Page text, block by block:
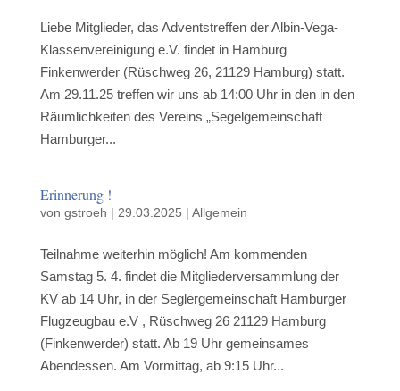
Liebe Mitglieder, das Adventstreffen der Albin-Vega-
Klassenvereinigung e.V. findet in Hamburg
Finkenwerder (Rüschweg 26, 21129 Hamburg) statt.
Am 29.11.25 treffen wir uns ab 14:00 Uhr in den in den
Räumlichkeiten des Vereins „Segelgemeinschaft
Hamburger...
Erinnerung !
von gstroeh | 29.03.2025 | Allgemein
Teilnahme weiterhin möglich! Am kommenden
Samstag 5. 4. findet die Mitgliederversammlung der
KV ab 14 Uhr, in der Seglergemeinschaft Hamburger
Flugzeugbau e.V , Rüschweg 26 21129 Hamburg
(Finkenwerder) statt. Ab 19 Uhr gemeinsames
Abendessen. Am Vormittag, ab 9:15 Uhr...